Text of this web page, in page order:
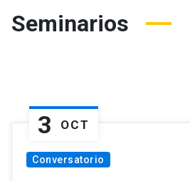
Seminarios
3 OCT
Conversatorio